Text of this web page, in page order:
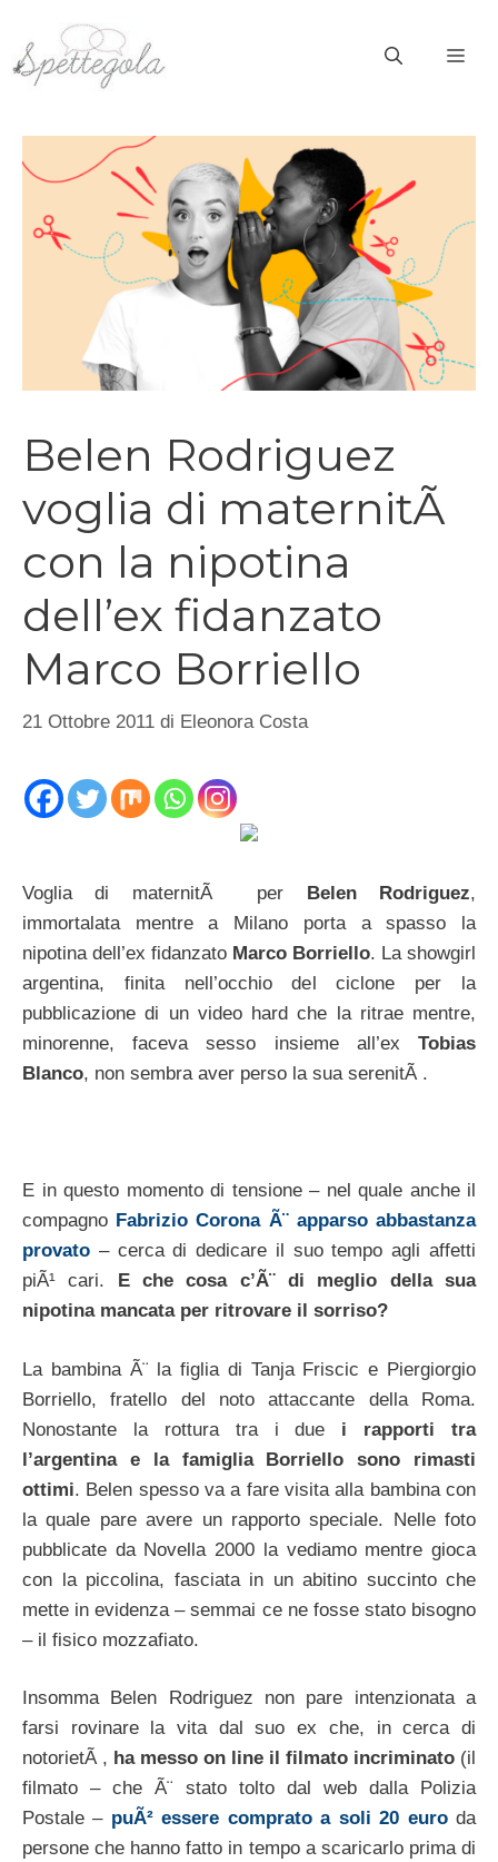
contenuto
Belen Rodriguez
voglia di maternitÃ
con la nipotina
dell’ex fidanzato
Marco Borriello
21 Ottobre 2011 di Eleonora Costa
Voglia di maternitÃ per Belen Rodriguez,
immortalata mentre a Milano porta a spasso la
nipotina dell’ex fidanzato Marco Borriello. La showgirl
argentina, finita nell’occhio del ciclone per la
pubblicazione di un video hard che la ritrae mentre,
minorenne, faceva sesso insieme all’ex Tobias
Blanco, non sembra aver perso la sua serenitÃ .
E in questo momento di tensione – nel quale anche il
compagno Fabrizio Corona Ã¨ apparso abbastanza
provato – cerca di dedicare il suo tempo agli affetti
piÃ¹ cari.
E che cosa c’Ã¨ di meglio della sua
nipotina mancata per ritrovare il sorriso?
La bambina Ã¨ la figlia di Tanja Friscic e Piergiorgio
Borriello, fratello del noto attaccante della Roma.
Nonostante la rottura tra i due i rapporti tra
l’argentina e la famiglia Borriello sono rimasti
ottimi. Belen spesso va a fare visita alla bambina con
la quale pare avere un rapporto speciale. Nelle foto
pubblicate da Novella 2000 la vediamo mentre gioca
con la piccolina, fasciata in un abitino succinto che
mette in evidenza – semmai ce ne fosse stato bisogno
– il fisico mozzafiato.
Insomma Belen Rodriguez non pare intenzionata a
farsi rovinare la vita dal suo ex che, in cerca di
notorietÃ , ha messo on line il filmato incriminato (il
filmato – che Ã¨ stato tolto dal web dalla Polizia
Postale – puÃ² essere comprato a soli 20 euroda
persone che hanno fatto in tempo a scaricarlo prima di